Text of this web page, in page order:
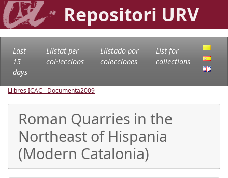
Repositori URV
Last
15
days
Llistat per
col·leccions
Llistado por
colecciones
List for
collections
Llibres ICAC - Documenta2009
Roman Quarries in the
Northeast of Hispania
(Modern Catalonia)